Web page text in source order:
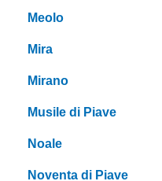
Meolo
Mira
Mirano
Musile di Piave
Noale
Noventa di Piave